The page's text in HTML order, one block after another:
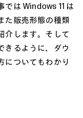
は Windows 11 は
た販売形態の種類
介します。そして
きるように、ダウ
についてもわかり